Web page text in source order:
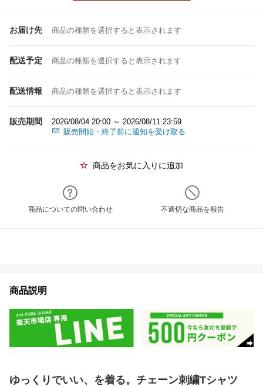
お届け先 商品の種類を選択すると表示されます
配送予定 商品の種類を選択すると表示されます
配送情報 商品の種類を選択すると表示されます
販売期間
2026/08/04 20:00 ～ 2026/08/11 23:59
販売開始・終了前に通知を受け取る
商品をお気に入りに追加
商品についての問い合わせ 不適切な商品を報告
商品説明
ゆっくりでいい、を着る。チェーン刺繍Tシャツ